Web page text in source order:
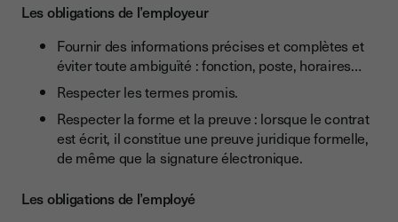
Les obligations de l’employeur
Fournir des informations précises et complètes et
éviter toute ambiguïté : fonction, poste, horaires…
Respecter les termes promis.
Respecter la forme et la preuve : lorsque le contrat
est écrit, il constitue une preuve juridique formelle,
de même que la signature électronique.
Les obligations de l’employé